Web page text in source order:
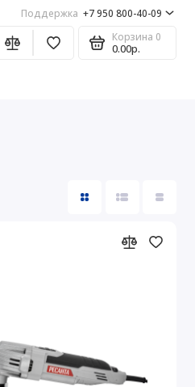
Поддержка +7 950 800-40-09
Корзина 0
0.00р.